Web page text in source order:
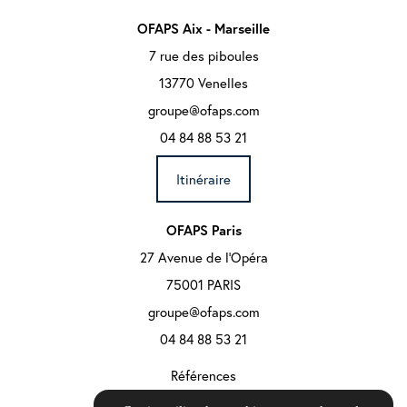
OFAPS Aix - Marseille
7 rue des piboules
13770 Venelles
groupe@ofaps.com
04 84 88 53 21
Itinéraire
OFAPS Paris
27 Avenue de l'Opéra
75001 PARIS
groupe@ofaps.com
04 84 88 53 21
Références
Informations complémentaires